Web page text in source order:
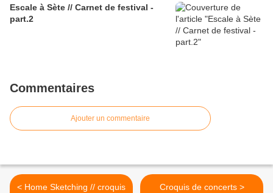
Escale à Sète // Carnet de festival -
part.2
Commentaires
Ajouter un commentaire
< Home Sketching // croquis
Croquis de concerts >